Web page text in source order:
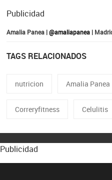
Publicidad
Amalia Panea |@amaliapanea|
TAGS RELACIONADOS
nutricion Amalia Panea
Correryfitness Celulitis
Publicidad